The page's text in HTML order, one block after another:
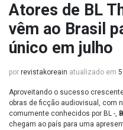
Atores de BL
vêm ao Brasil
único em julho
por revistakoreain atualizado em
Aproveitando o sucesso
obras de ficção audiovisual, com
comumente conhecidos por BL -,
chegam ao país para uma